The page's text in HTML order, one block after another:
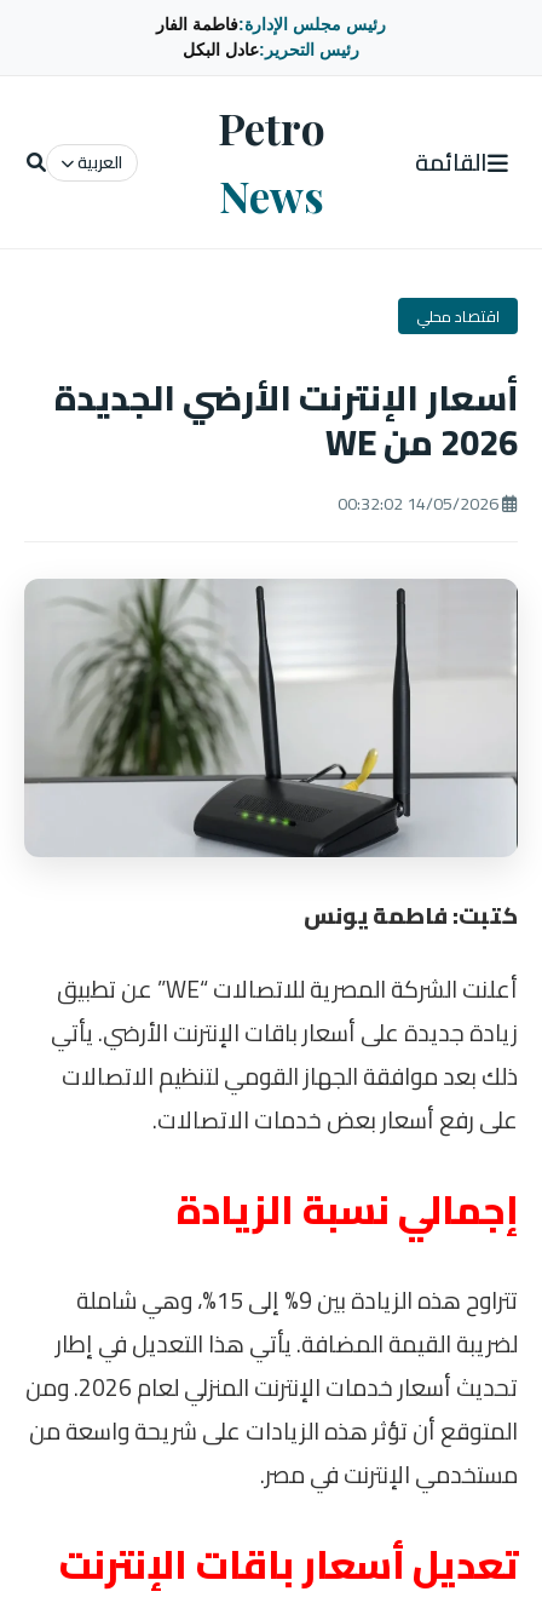
رئيس مجلس الإدارة:فاطمة الفار
رئيس التحرير:عادل البكل
القائمة
Petro
News
العربية
اقتصاد محلي
أسعار الإنترنت الأرضي الجديدة
2026 من WE
كتبت: فاطمة يونس
أعلنت الشركة المصرية للاتصالات “WE” عن تطبيق
زيادة جديدة على أسعار باقات الإنترنت الأرضي. يأتي
ذلك بعد موافقة الجهاز القومي لتنظيم الاتصالات
على رفع أسعار بعض خدمات الاتصالات.
إجمالي نسبة الزيادة
تتراوح هذه الزيادة بين 9% إلى 15%، وهي شاملة
لضريبة القيمة المضافة. يأتي هذا التعديل في إطار
تحديث أسعار خدمات الإنترنت المنزلي لعام 2026. ومن
المتوقع أن تؤثر هذه الزيادات على شريحة واسعة من
مستخدمي الإنترنت في مصر.
تعديل أسعار باقات الإنترنت